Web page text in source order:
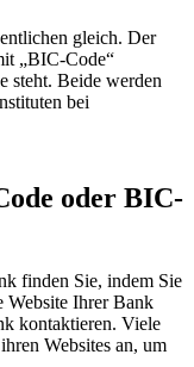
gleich. Der
„BIC-Code“
steht. Beide werden
bei
oder BIC-
finden Sie, indem Sie
Website Ihrer Bank
kontaktieren. Viele
Websites an, um